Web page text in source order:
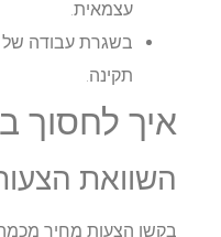
עצמאית.
בשגרת עבודה
תקינה.
איך לחסוך
השוואת